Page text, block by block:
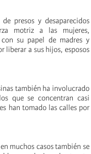
presos y desaparecidos
motriz a las mujeres,
su papel de madres y
liberar a sus hijos, esposos
también ha involucrado
que se concentran casi
han tomado las calles por
muchos casos también se